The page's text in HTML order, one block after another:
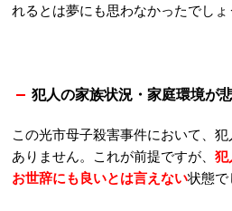
れるとは夢にも思わなかったでしょ
犯人の家族状況・家庭環境が
この光市母子殺害事件において、
ありません。これが前提ですが、 犯
お世辞にも良いとは言えない状態で